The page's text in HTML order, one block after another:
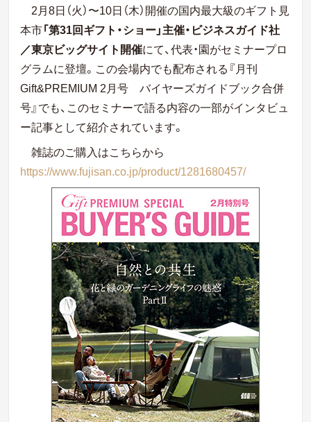
2月8日（火）〜10日（木）開催の国内最大級のギフト見
本市「第31回ギフト・ショー」主催・ビジネスガイド社
／東京ビッグサイト開催にて、代表・園がセミナープロ
グラムに登壇。この会場内でも配布される『月刊
Gift&PREMIUM 2月号 バイヤーズガイドブック合併
号』でも、このセミナーで語る内容の一部がインタビュ
ー記事として紹介されています。
雑誌のご購入はこちらから
https://www.fujisan.co.jp/product/1281680457/